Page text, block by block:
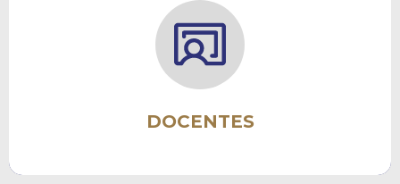
DOCENTES
Formación Docente
Informe Anual
Concurso Docente
Carrera Docente